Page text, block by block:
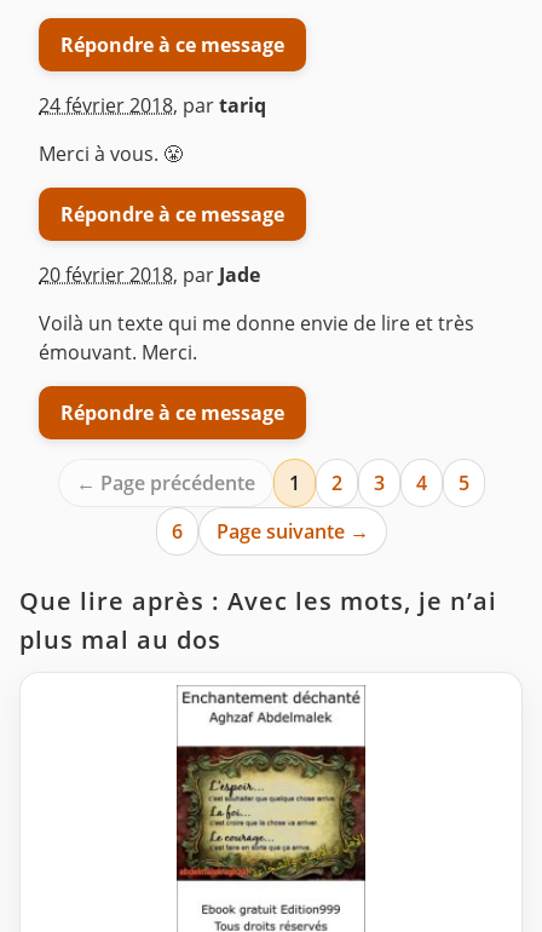
Répondre à ce message
24 février 2018, partariq
Merci à vous. 😤
Répondre à ce message
20 février 2018, par Jade
Voilà un texte qui me donne envie de lire et très
émouvant. Merci.
Répondre à ce message
← Page précédente 1 2 3 4
5
6
Page suivante →
Que lire après : Avec les mots, je n’ai
plus mal au dos